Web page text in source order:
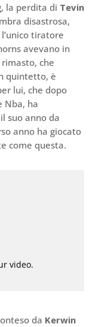
la perdita di Tevin
disastrosa,
tiratore
avevano in
che
quintetto, è
lui, che dopo
Nba, ha
suo anno da
anno ha giocato
come questa.
da Kerwin